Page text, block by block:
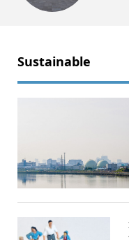
Sustainable